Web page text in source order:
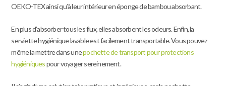
OEKO-TEX ainsi qu’à leur intérieur en éponge de bambou absorbant.
En plus d’absorber tous les flux, elles absorbent les odeurs. Enfin, la
serviette hygiénique lavable est facilement transportable. Vous pouvez
même la mettre dans unepochette de transport pour protections
hygiéniquespour voyager sereinement.